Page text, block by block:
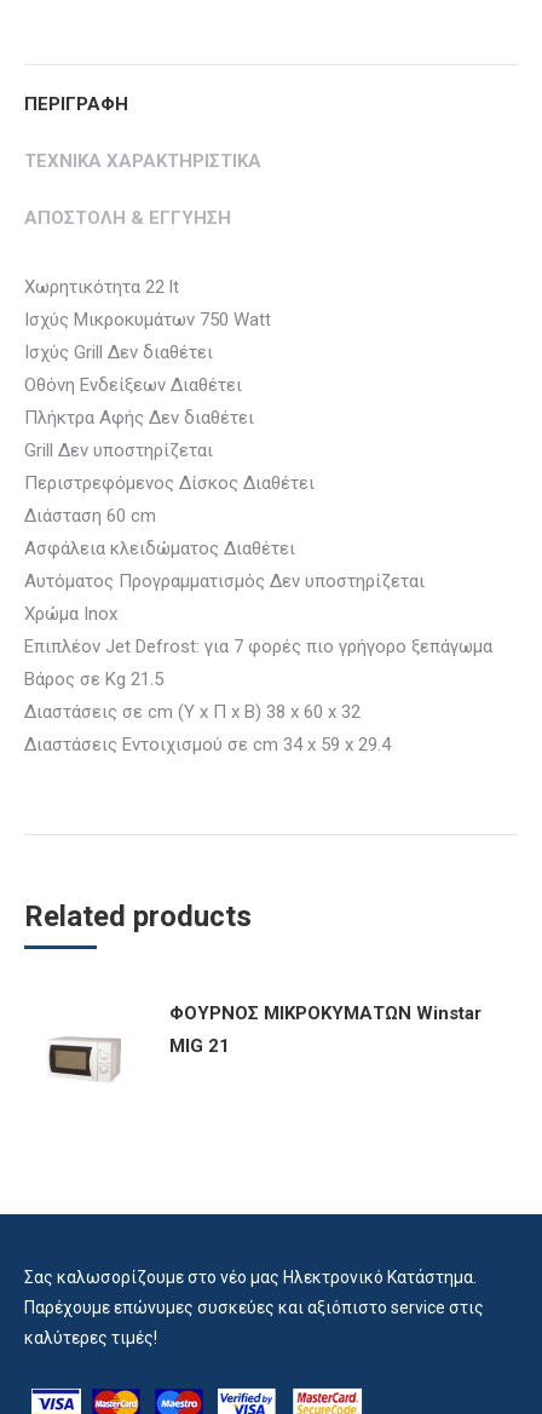
ΠΕΡΙΓΡΑΦΗ
ΤΕΧΝΙΚΑ ΧΑΡΑΚΤΗΡΙΣΤΙΚΑ
ΑΠΟΣΤΟΛΗ & ΕΓΓΥΗΣΗ
Χωρητικότητα 22 lt
Ισχύς Μικροκυμάτων 750 Watt
Ισχύς Grill Δεν διαθέτει
Οθόνη Ενδείξεων Διαθέτει
Πλήκτρα Αφής Δεν διαθέτει
Grill Δεν υποστηρίζεται
Περιστρεφόμενος Δίσκος Διαθέτει
Διάσταση 60 cm
Ασφάλεια κλειδώματος Διαθέτει
Αυτόματος Προγραμματισμός Δεν υποστηρίζεται
Χρώμα Inox
Επιπλέον Jet Defrost: για 7 φορές πιο γρήγορο ξεπάγωμα
Βάρος σε Kg 21.5
Διαστάσεις σε cm (Υ x Π x Β) 38 x 60 x 32
Διαστάσεις Εντoιχισμού σε cm 34 x 59 x 29.4
Related products
ΦΟΥΡΝΟΣ ΜΙΚΡΟΚΥΜΑΤΩΝ Winstar
MIG 21
Σας καλωσορίζουμε στο νέο μας Ηλεκτρονικό Κατάστημα.
Παρέχουμε επώνυμες συσκεύες και αξιόπιστο service στις
καλύτερες τιμές!